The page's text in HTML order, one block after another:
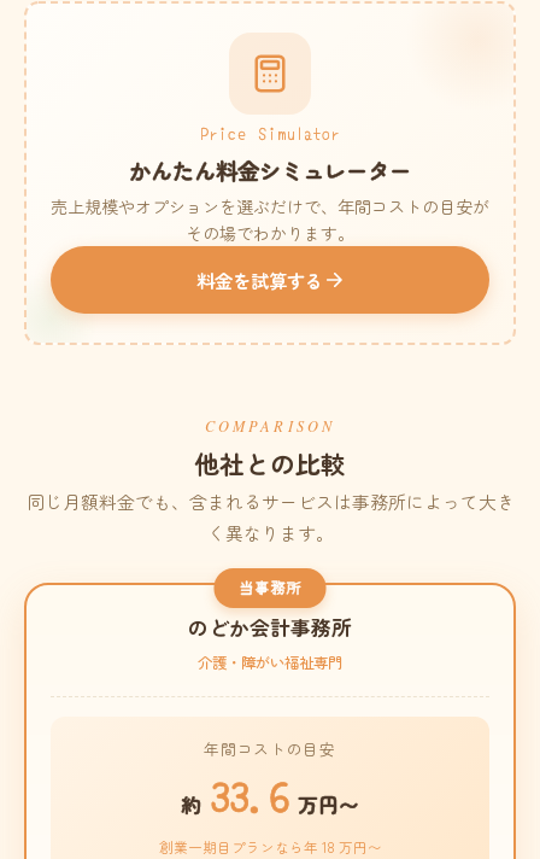
Price Simulator
かんたん料金シミュレーター
売上規模やオプションを選ぶだけで、年間コストの目安が
その場でわかります。
料金を試算する
COMPARISON
他社との比較
同じ月額料金でも、含まれるサービスは事務所によって大き
く異なります。
当事務所
のどか会計事務所
介護・障がい福祉専門
年間コストの目安
約 33.6 万円〜
創業一期目プランなら年 18 万円〜